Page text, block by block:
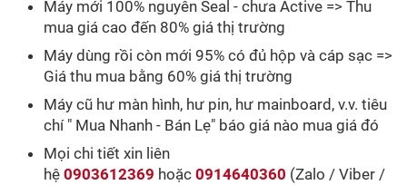
Máy mới 100% nguyên Seal - chưa Active => Thu
mua giá cao đến 80% giá thị trường
Máy dùng rồi còn mới 95% có đủ hộp và cáp sạc =>
Giá thu mua bằng 60% giá thị trường
Máy cũ hư màn hình, hư pin, hư mainboard, v.v. tiêu
chí " Mua Nhanh - Bán Lẹ" báo giá nào mua giá đó
Mọi chi tiết xin liên
hệ 0903612369 hoặc 0914640360 (Zalo / Viber /